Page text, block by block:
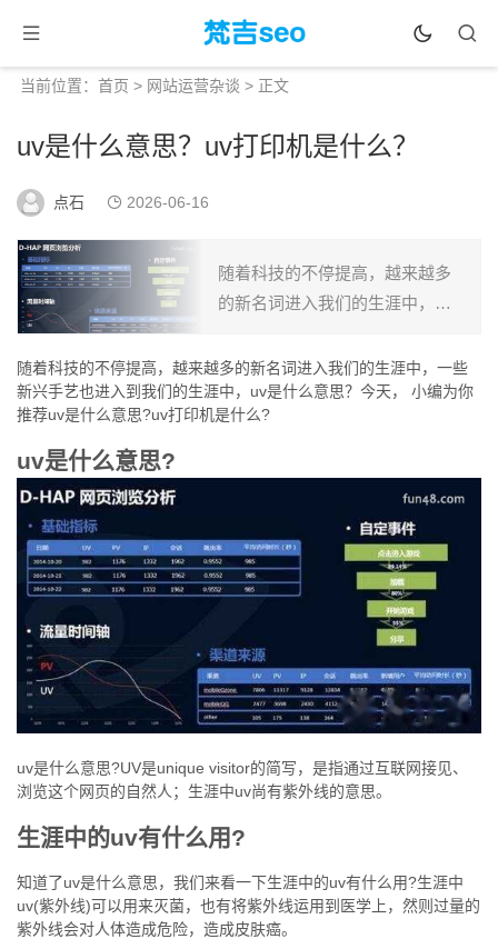
当前位置： 首页 > 网站运营杂谈 > 正文
uv是什么意思？uv打印机是什么？
点石 2026-06-16
随着科技的不停提高，越来越多
的新名词进入我们的生涯中，一
中，uv是什么意思？今天，放肆
吧小编为你推荐uv是什么意思?uv
打印机是什么?uv是...
随着科技的不停提高，越来越多的新名词进入我们的生涯中，一些
新兴手艺也进入到我们的生涯中，uv是什么意思？今天， 小编为你
推荐uv是什么意思?uv打印机是什么?
uv是什么意思?
uv是什么意思?UV是unique visitor的简写，是指通过互联网接见、
浏览这个网页的自然人；生涯中uv尚有紫外线的意思。
生涯中的uv有什么用?
知道了uv是什么意思，我们来看一下生涯中的uv有什么用?生涯中
uv(紫外线)可以用来灭菌，也有将紫外线运用到医学上，然则过量的
紫外线会对人体造成危险，造成皮肤癌。